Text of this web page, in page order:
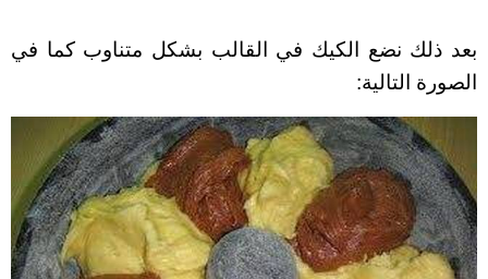
بعد ذلك نضع الكيك في القالب بشكل متناوب كما في
الصورة التالية: